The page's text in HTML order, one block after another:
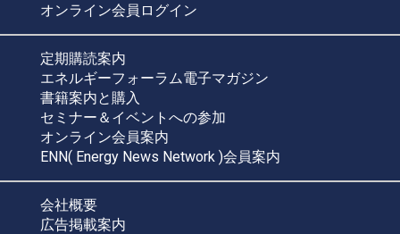
オンライン会員ログイン
定期購読案内
エネルギーフォーラム電子マガジン
書籍案内と購入
セミナー＆イベントへの参加
オンライン会員案内
ENN( Energy News Network )会員案内
会社概要
広告掲載案内